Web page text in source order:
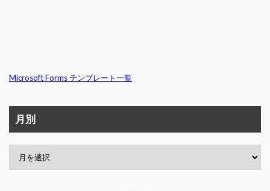
Microsoft Forms テンプレート一覧
月別